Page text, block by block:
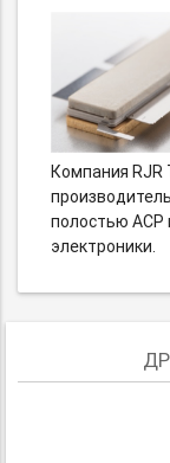
Компания RJR
полостью ACP
электроники.